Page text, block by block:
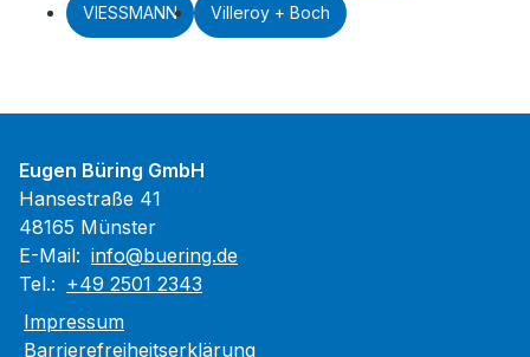
VIESSMANN Villeroy + Boch
Eugen Büring GmbH
Hansestraße 41
48165 Münster
E-Mail: info@buering.de
Tel.: +49 2501 2343
Impressum
Barrierefreiheitserklärung